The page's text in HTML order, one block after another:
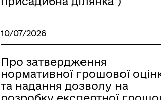
10/07/2026
Про затвердження
нормативної грошової
та надання дозволу на